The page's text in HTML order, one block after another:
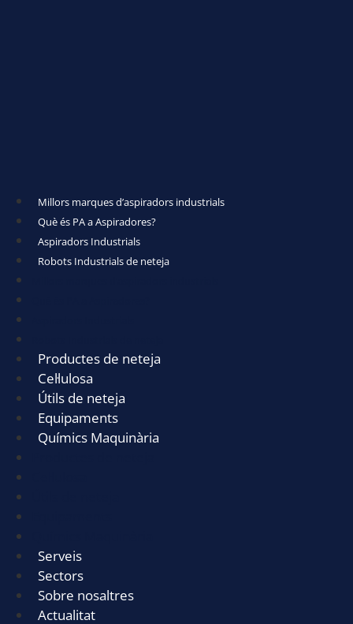
Millors marques d’aspiradors industrials
Què és PA a Aspiradores?
Aspiradors Industrials
Robots Industrials de neteja
Productes de neteja
Cel·lulosa
Útils de neteja
Equipaments
Químics Maquinària
Serveis
Sectors
Sobre nosaltres
Actualitat